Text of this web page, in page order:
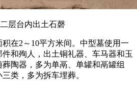
层台内出土石磬
2～10平方米间。中型墓使用一
和殉人，出土铜礼器、车马器和玉
陶器，多为单鬲、单罐和鬲罐组
类，多为拆车埋葬。